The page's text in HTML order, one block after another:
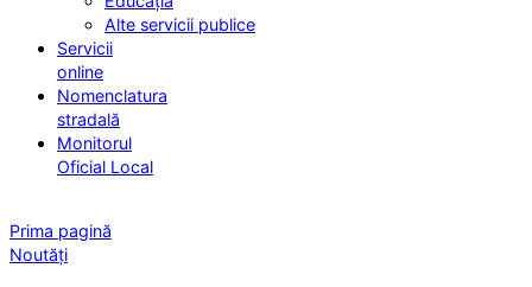
Alte servicii publice
Servicii
online
Nomenclatura
stradală
Monitorul
Oficial Local
Prima pagină
Noutăți